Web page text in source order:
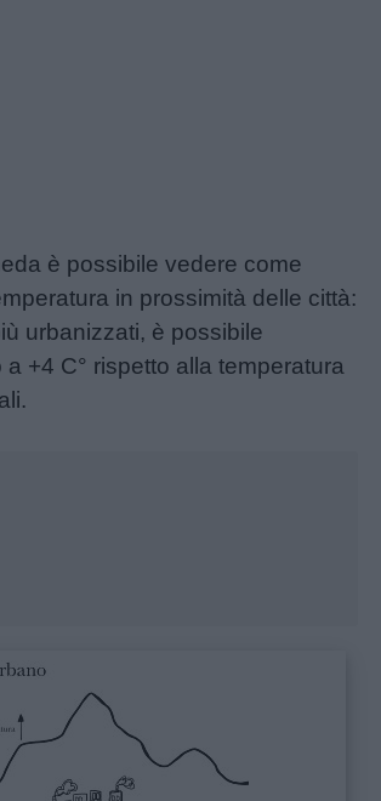
è possibile vedere come
in prossimità delle città:
urbanizzati, è possibile
a +4 C° rispetto alla temperatura